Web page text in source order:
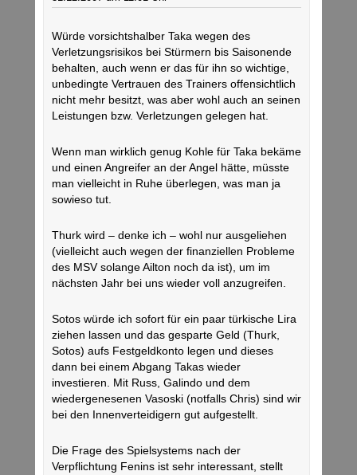
Würde vorsichtshalber Taka wegen des
Verletzungsrisikos bei Stürmern bis Saisonende
behalten, auch wenn er das für ihn so wichtige,
unbedingte Vertrauen des Trainers offensichtlich
nicht mehr besitzt, was aber wohl auch an seinen
Leistungen bzw. Verletzungen gelegen hat.
Wenn man wirklich genug Kohle für Taka bekäme
und einen Angreifer an der Angel hätte, müsste
man vielleicht in Ruhe überlegen, was man ja
sowieso tut.
Thurk wird – denke ich – wohl nur ausgeliehen
(vielleicht auch wegen der finanziellen Probleme
des MSV solange Ailton noch da ist), um im
nächsten Jahr bei uns wieder voll anzugreifen.
Sotos würde ich sofort für ein paar türkische Lira
ziehen lassen und das gesparte Geld (Thurk,
Sotos) aufs Festgeldkonto legen und dieses
dann bei einem Abgang Takas wieder
investieren. Mit Russ, Galindo und dem
wiedergenesenen Vasoski (notfalls Chris) sind wir
bei den Innenverteidigern gut aufgestellt.
Die Frage des Spielsystems nach der
Verpflichtung Fenins ist sehr interessant, stellt